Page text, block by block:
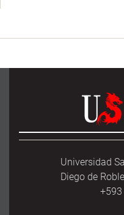
Universidad
Diego de